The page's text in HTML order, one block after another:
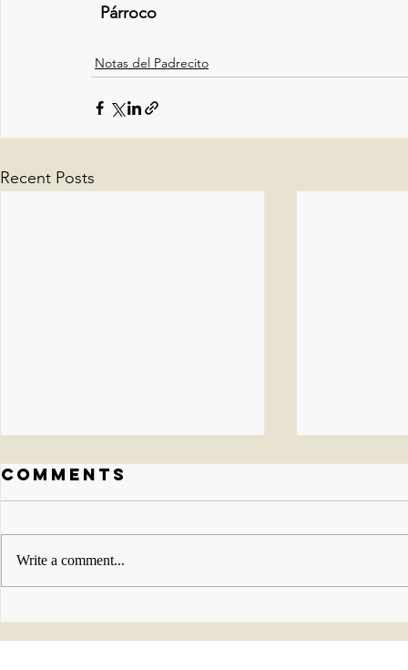
  Párroco
Notas del Padrecito
Recent Posts
Celebration
Photo Gallery
Comments
Write a comment...